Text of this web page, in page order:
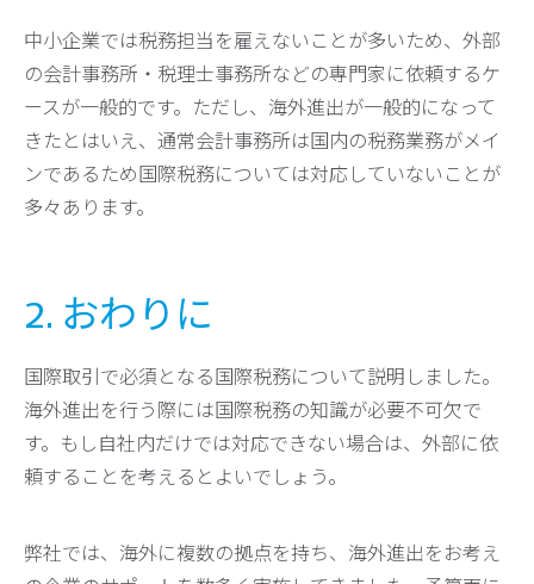
中小企業では税務担当を雇えないことが多いため、外部
の会計事務所・税理士事務所などの専門家に依頼するケ
ースが一般的です。ただし、海外進出が一般的になって
きたとはいえ、通常会計事務所は国内の税務業務がメイ
ンであるため国際税務については対応していないことが
多々あります。
2. おわりに
国際取引で必須となる国際税務について説明しました。
海外進出を行う際には国際税務の知識が必要不可欠で
す。もし自社内だけでは対応できない場合は、外部に依
頼することを考えるとよいでしょう。
弊社では、海外に複数の拠点を持ち、海外進出をお考え